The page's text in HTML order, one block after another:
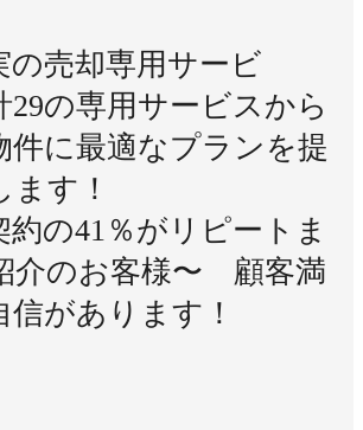
の売却専用サービ
の専用サービスから
件に最適なプランを提
ます！
約の41％がリピートま
介のお客様〜 顧客満
信があります！